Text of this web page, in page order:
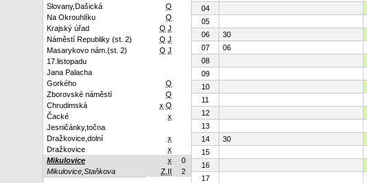
Slovany,Dašická
Q
Na Okrouhlíku
Q
Krajský úřad
Q J
Náměstí Republiky (st. 2)
Q J
Masarykovo nám.(st. 2)
Q J
17.listopadu
Jana Palacha
Gorkého
Q
Zborovské náměstí
Q
Chrudimská
x Q
Čacké
x
Jesničánky,točna
Dražkovice,dolní
x
Dražkovice
x
Mikulovice
x
0
Mikulovice,Staňkova
Z.II 2
04
05
06
30
07
06
08
09
10
11
12
13
14
30
15
16
17